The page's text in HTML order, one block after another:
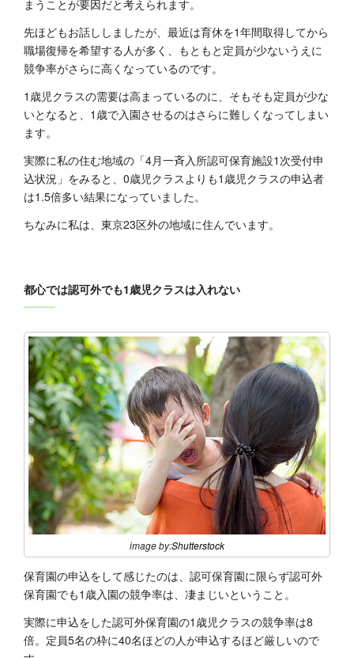
まうことが要因だと考えられます。
先ほどもお話ししましたが、最近は育休を1年間取得してから
職場復帰を希望する人が多く、もともと定員が少ないうえに
競争率がさらに高くなっているのです。
1歳児クラスの需要は高まっているのに、そもそも定員が少な
いとなると、1歳で入園させるのはさらに難しくなってしまい
ます。
実際に私の住む地域の「4月一斉入所認可保育施設1次受付申
込状況」をみると、0歳児クラスよりも1歳児クラスの申込者
は1.5倍多い結果になっていました。
ちなみに私は、東京23区外の地域に住んでいます。
都心では認可外でも1歳児クラスは入れない
image by:Shutterstock
保育園の申込をして感じたのは、認可保育園に限らず認可外
保育園でも1歳入園の競争率は、凄まじいということ。
実際に申込をした認可外保育園の1歳児クラスの競争率は8
倍。定員5名の枠に40名ほどの人が申込するほど厳しいので